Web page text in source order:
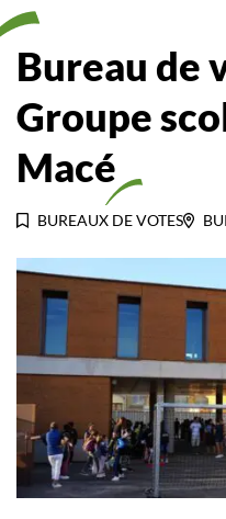
Bureau de
Groupe
Macé
BUREAUX DE VOTES